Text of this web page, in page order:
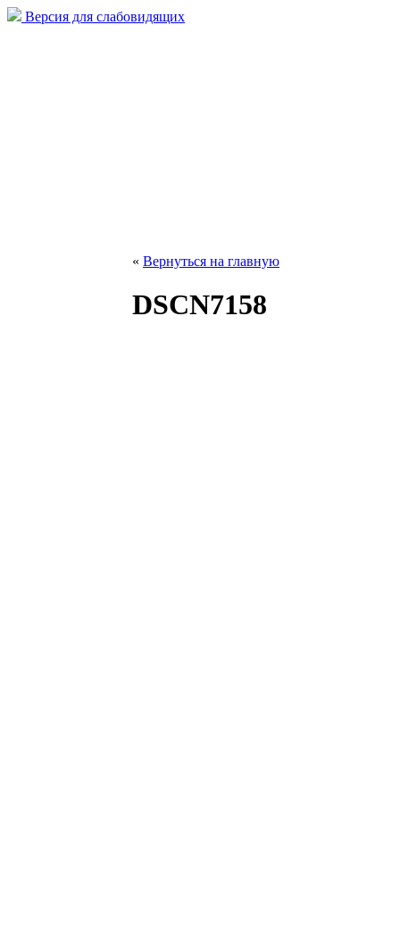
Версия для слабовидящих
« Вернуться на главную
DSCN7158